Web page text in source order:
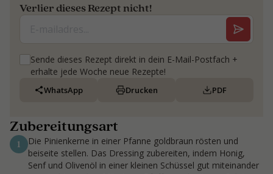
Verlier dieses Rezept nicht!
Sende dieses Rezept direkt in dein E-Mail-Postfach +
erhalte jede Woche neue Rezepte!
WhatsApp Drucken PDF
Zubereitungsart
1
Die Pinienkerne in einer Pfanne goldbraun rösten und
beiseite stellen. Das Dressing zubereiten, indem Honig,
Senf und Olivenöl in einer kleinen Schüssel gut miteinander